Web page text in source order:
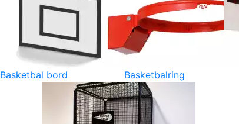
Basketbal bord Basketbalring